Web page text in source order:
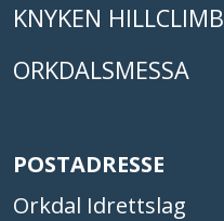
KNYKEN HILLCLIMB
ORKDALSMESSA
POSTADRESSE
Orkdal Idrettslag